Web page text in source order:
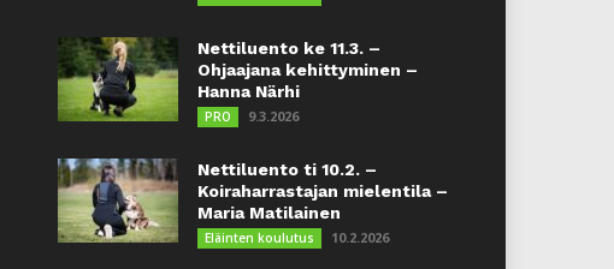
Nettiluento ke 11.3. –
Ohjaajana kehittyminen –
Hanna Närhi
PRO 9.3.2026
Nettiluento ti 10.2. –
Koiraharrastajan mielentila –
Maria Matilainen
Eläinten koulutus 10.2.2026